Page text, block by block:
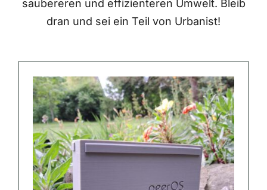
saubereren und effizienteren Umwelt. Bleib
dran und sei ein Teil von Urbanist!